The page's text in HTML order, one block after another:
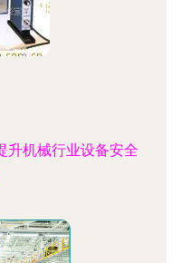
升机械行业设备安全